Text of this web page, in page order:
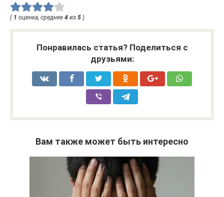
( 1 оценка, среднее 4 из 5 )
Понравилась статья? Поделиться с
друзьями:
Вам также может быть интересно